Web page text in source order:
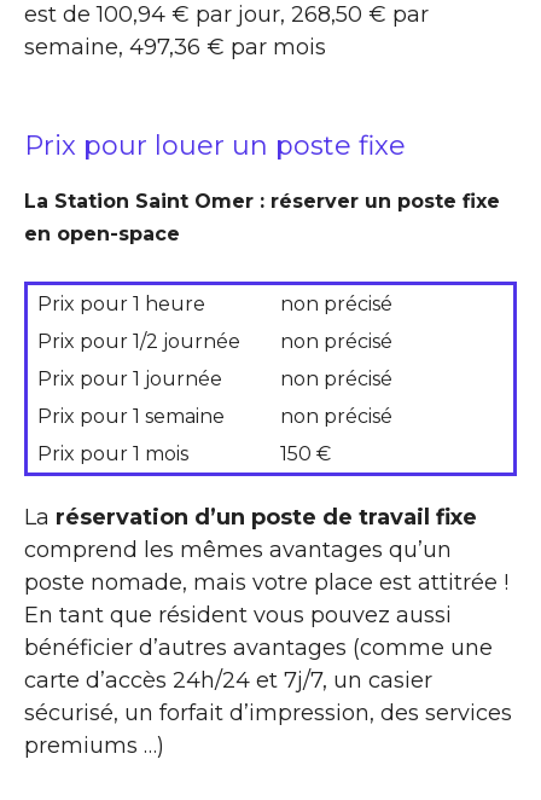
est de 100,94 € par jour, 268,50 € par
semaine, 497,36 € par mois
Prix pour louer un poste fixe
La Station Saint Omer : réserver un poste fixe
en open-space
Prix pour 1 heure
non précisé
Prix pour 1/2 journée
non précisé
Prix pour 1 journée
non précisé
Prix pour 1 semaine
non précisé
Prix pour 1 mois
150 €
La réservation d’un poste de travail fixe
comprend les mêmes avantages qu’un
poste nomade, mais votre place est attitrée !
En tant que résident vous pouvez aussi
bénéficier d’autres avantages (comme une
carte d’accès 24h/24 et 7j/7, un casier
sécurisé, un forfait d’impression, des services
premiums …)